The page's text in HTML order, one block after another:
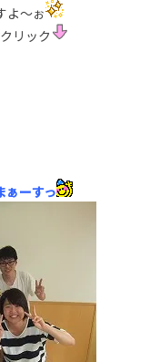
よ～ぉ
リック
ぁーすっ